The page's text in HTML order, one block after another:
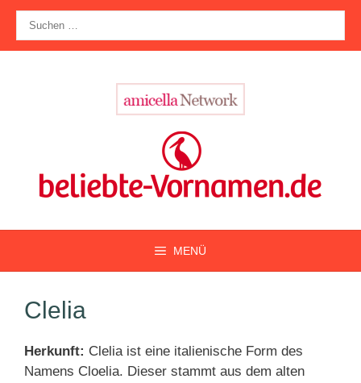
Zum
Inhalt
springen
nach:
MENÜ
Clelia
Herkunft: Clelia ist eine italienische Form des
Namens Cloelia. Dieser stammt aus dem alten